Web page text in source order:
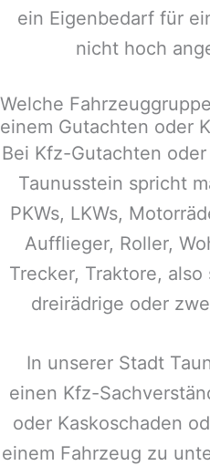
ein Eigenbedarf für
nicht hoch
Welche
einem Gutachten oder
Bei Kfz-Gutachten
Taunusstein spricht
PKWs, LKWs,
Aufflieger, Roller,
Trecker, Traktore,
dreirädrige oder
In unserer Stadt
einen Kfz-
oder Kaskoschaden
einem Fahrzeug zu